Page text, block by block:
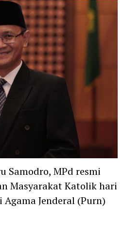
Samodro, MPd resmi
Masyarakat Katolik hari
Jenderal (Purn)